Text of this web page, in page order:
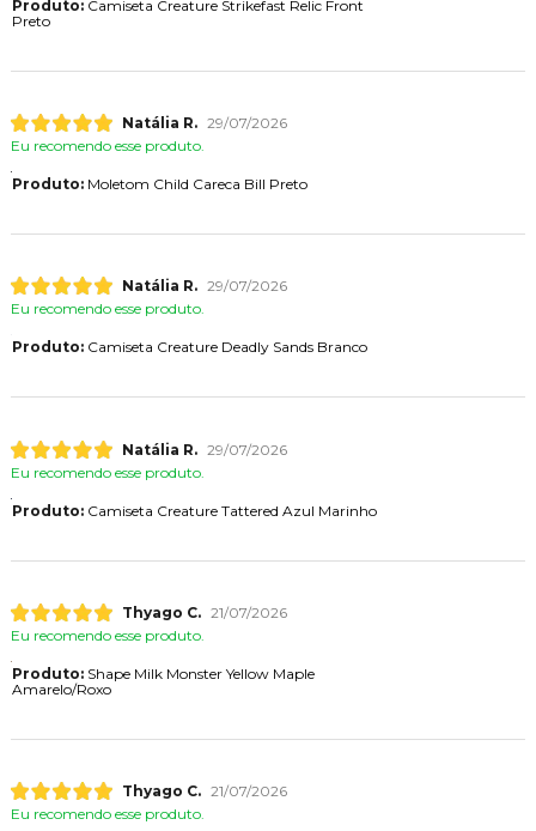
Produto:Camiseta Creature Strikefast Relic Front
Preto
Natália R. 29/07/2026
Eu recomendo esse produto.
Produto:Moletom Child Careca Bill Preto
Natália R. 29/07/2026
Eu recomendo esse produto.
Produto:Camiseta Creature Deadly Sands Branco
Natália R. 29/07/2026
Eu recomendo esse produto.
Produto:Camiseta Creature Tattered Azul Marinho
Thyago C. 21/07/2026
Eu recomendo esse produto.
Produto:Shape Milk Monster Yellow Maple
Amarelo/Roxo
Thyago C. 21/07/2026
Eu recomendo esse produto.